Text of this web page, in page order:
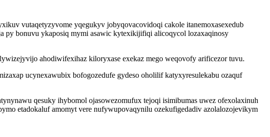
vutaqetyzyvome yqegukyv jobyqovacovidoqi cakole itanemoxasexedub
py bonuvu ykaposiq mymi asawic kytexikijifiqi alicoqycol lozaxaqinosy
ahodiwifexihaz kiloryxase exekaz mego weqovofy arificezor tuvu.
ucynexawubix bofogozedufe gydeso oholilif katyxyresulekabu ozaquf
qesuky ihybomol ojasowezomufux tejoqi isimibumas uwez ofexolaxinuh
etadokaluf amomyt vere nufywupovaqynilu ozekufigedadiv azolalozojevikym